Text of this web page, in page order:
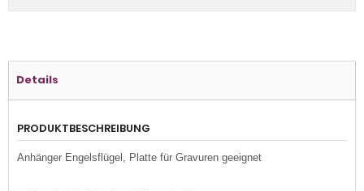
Details
PRODUKTBESCHREIBUNG
Anhänger Engelsflügel, Platte für Gravuren geeignet